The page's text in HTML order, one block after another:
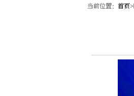
当前位置： 首页>